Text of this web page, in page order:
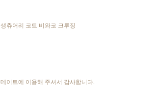
생츄어리 코트 비와코 크루징
데이트에 이용해 주셔서 감사합니다.